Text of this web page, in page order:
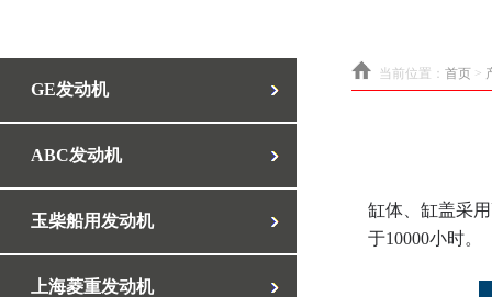
GE发动机
ABC发动机
玉柴船用发动机
上海菱重发动机
当前位置： 首页 >
缸体、缸盖采
于10000小时。